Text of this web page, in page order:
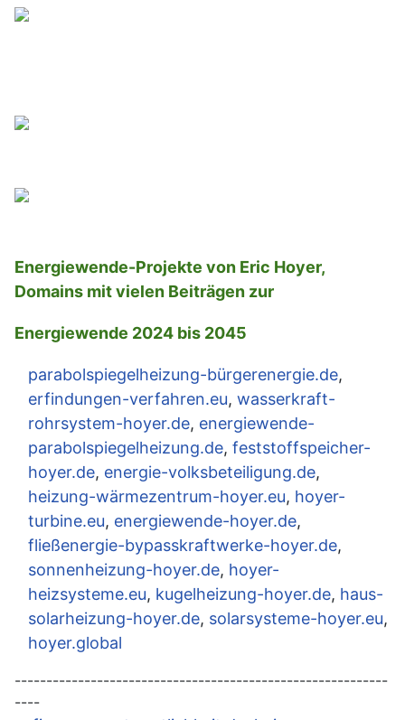
Energiewende-Projekte von Eric Hoyer,
Domains mit vielen Beiträgen zur
Energiewende 2024 bis 2045
parabolspiegelheizung-bürgerenergie.de,
erfindungen-verfahren.eu, wasserkraft-
rohrsystem-hoyer.de, energiewende-
parabolspiegelheizung.de, feststoffspeicher-
hoyer.de, energie-volksbeteiligung.de,
heizung-wärmezentrum-hoyer.eu, hoyer-
turbine.eu, energiewende-hoyer.de,
fließenergie-bypasskraftwerke-hoyer.de,
sonnenheizung-hoyer.de, hoyer-
heizsysteme.eu, kugelheizung-hoyer.de, haus-
solarheizung-hoyer.de, solarsysteme-hoyer.eu,
hoyer.global
-----------------------------------------------------------
----